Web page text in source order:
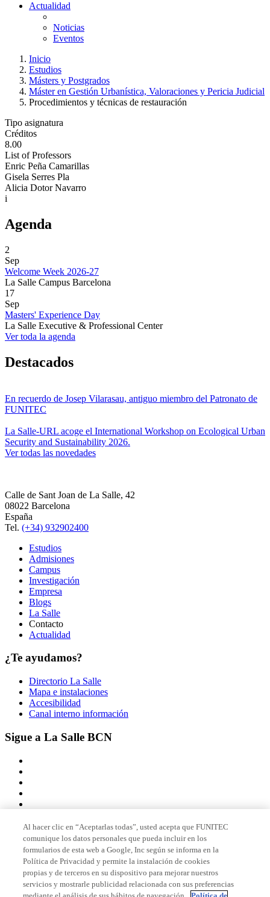
Actualidad
Noticias
Eventos
Inicio
Estudios
Másters y Postgrados
Máster en Gestión Urbanística, Valoraciones y Pericia Judicial
Procedimientos y técnicas de restauración
Tipo asignatura
Créditos
8.00
List of Professors
Enric Peña Camarillas
Gisela Serres Pla
Alicia Dotor Navarro
i
Agenda
2
Sep
Welcome Week 2026-27
La Salle Campus Barcelona
17
Sep
Masters' Experience Day
La Salle Executive & Professional Center
Ver toda la agenda
Destacados
En recuerdo de Josep Vilarasau, antiguo miembro del Patronato de
FUNITEC
La Salle-URL acoge el International Workshop on Ecological Urban
Security and Sustainability 2026.
Ver todas las novedades
Calle de Sant Joan de La Salle, 42
08022 Barcelona
España
Tel. (+34) 932902400
Estudios
Admisiones
Campus
Investigación
Empresa
Blogs
La Salle
Contacto
Actualidad
¿Te ayudamos?
Directorio La Salle
Mapa e instalaciones
Accesibilidad
Canal interno información
Sigue a La Salle BCN
Miembro de
Acreditaciones
Al hacer clic en “Aceptarlas todas”, usted acepta que FUNITEC
comunique los datos personales que pueda incluir en los
formularios de esta web a Google, Inc según se informa en la
Política de Privacidad y permite la instalación de cookies
propias y de terceros en su dispositivo para mejorar nuestros
servicios y mostrarle publicidad relacionada con sus preferencias